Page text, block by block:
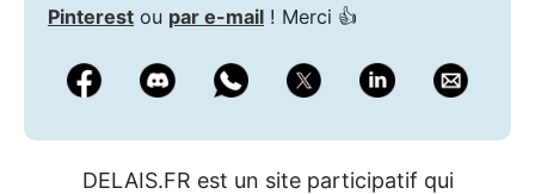
Pinterest ou par e-mail ! Merci 👍
DELAIS.FR est un site participatif qui